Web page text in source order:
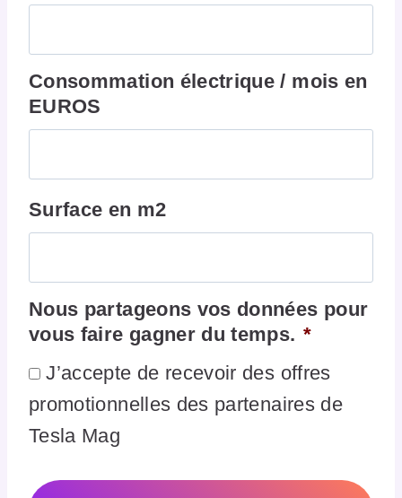
Consommation électrique / mois en
EUROS
Surface en m2
Nous partageons vos données pour
vous faire gagner du temps. *
J’accepte de recevoir des offres
promotionnelles des partenaires de
Tesla Mag